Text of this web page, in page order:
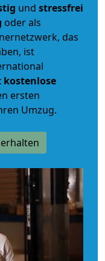
und stressfrei
oder als
das
ist
kostenlose
ersten
Umzug.